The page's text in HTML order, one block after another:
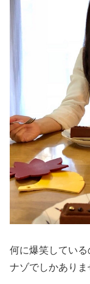
何に爆笑している
ナゾでしかありま